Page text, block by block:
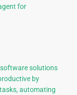
for
solutions
by
automating